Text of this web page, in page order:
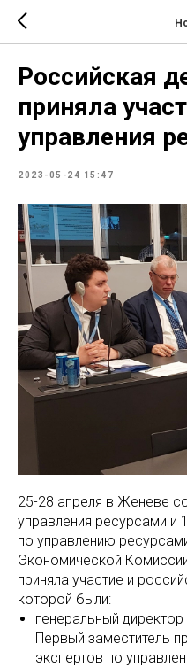
Российская
приняла
управления
2023-05-24 15:47
25-28 апреля в Женеве
управления ресурсами и
по управлению
Экономической
приняла участие и
которой были:
генеральный
Первый заместитель
экспертов по